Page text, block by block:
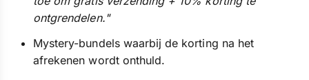
ontgrendelen."
Mystery-bundels waarbij de korting na het
afrekenen wordt onthuld.